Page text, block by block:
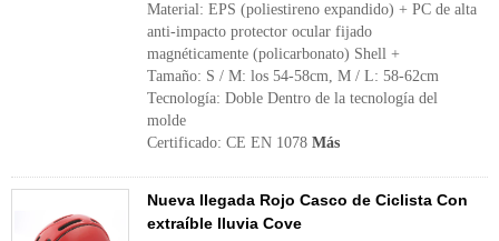
Material: EPS (poliestireno expandido) + PC de alta
anti-impacto protector ocular fijado
magnéticamente (policarbonato) Shell +
Tamaño: S / M: los 54-58cm, M / L: 58-62cm
Tecnología: Doble Dentro de la tecnología del
molde
Certificado: CE EN 1078 Más
Nueva llegada Rojo Casco de Ciclista Con
extraíble lluvia Cove